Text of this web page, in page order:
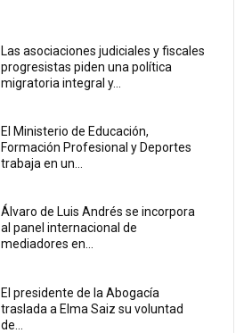
Las asociaciones judiciales y fiscales
progresistas piden una política
migratoria integral y...
El Ministerio de Educación,
Formación Profesional y Deportes
trabaja en un...
Álvaro de Luis Andrés se incorpora
al panel internacional de
mediadores en...
El presidente de la Abogacía
traslada a Elma Saiz su voluntad
de...